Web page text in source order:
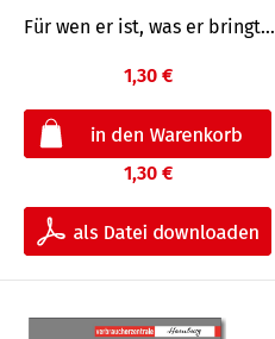
Für wen er ist, was er bringt…
1,30 €
1,30 €